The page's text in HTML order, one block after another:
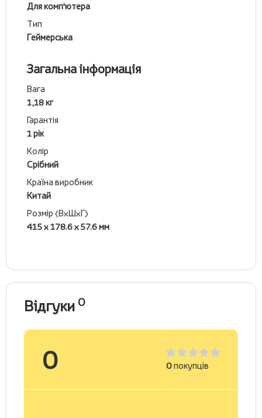
Для комп'ютера
Тип
Геймерська
Загальна інформація
Вага
1,18 кг
Гарантія
1 рік
Колір
Срібний
Країна виробник
Китай
Розмір (ВхШхГ)
415 х 178.6 х 57.6 мм
Відгуки 0
0 0покупців